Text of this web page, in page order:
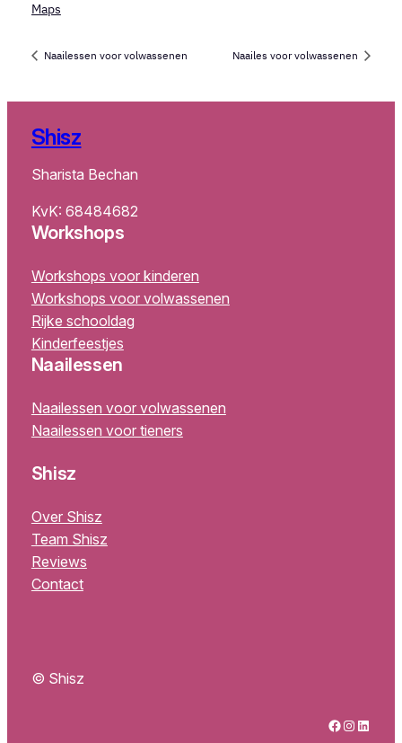
Maps
Naailessen voor volwassenen Naailes voor volwassenen
Shisz
Sharista Bechan
KvK: 68484682
Workshops
Workshops voor kinderen
Workshops voor volwassenen
Rijke schooldag
Kinderfeestjes
Naailessen
Naailessen voor volwassenen
Naailessen voor tieners
Shisz
Over Shisz
Team Shisz
Reviews
Contact
© Shisz
Facebook Instagram LinkedIn